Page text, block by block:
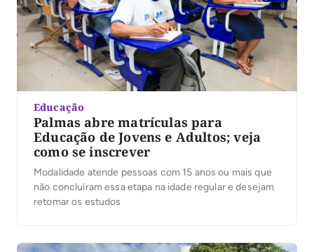
Educação
Palmas abre matrículas para
Educação de Jovens e Adultos; veja
como se inscrever
Modalidade atende pessoas com 15 anos ou mais que
não concluíram essa etapa na idade regular e desejam
retomar os estudos